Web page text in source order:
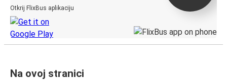
Otkrij FlixBus aplikaciju
Na ovoj stranici